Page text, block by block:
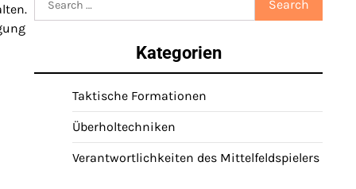
for:
Kategorien
Taktische Formationen
Überholtechniken
Verantwortlichkeiten des Mittelfeldspielers